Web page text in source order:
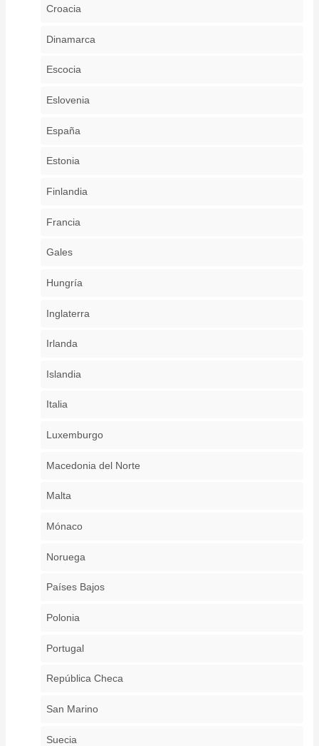
Croacia
Dinamarca
Escocia
Eslovenia
España
Estonia
Finlandia
Francia
Gales
Hungría
Inglaterra
Irlanda
Islandia
Italia
Luxemburgo
Macedonia del Norte
Malta
Mónaco
Noruega
Países Bajos
Polonia
Portugal
República Checa
San Marino
Suecia